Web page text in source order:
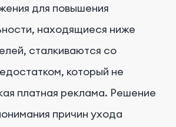
для повышения
находящиеся ниже
сталкиваются со
который не
платная реклама. Решение
причин ухода